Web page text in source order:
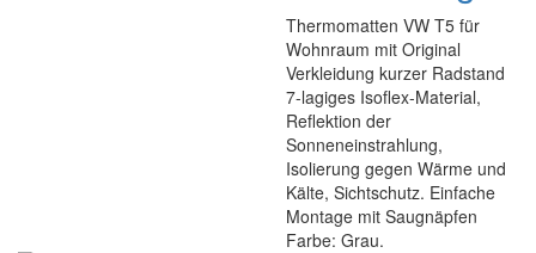
Thermomatten VW T5 für
Wohnraum mit Original
Verkleidung kurzer Radstand
7-lagiges Isoflex-Material,
Reflektion der
Sonneneinstrahlung,
Isolierung gegen Wärme und
Kälte, Sichtschutz. Einfache
Montage mit Saugnäpfen
Farbe: Grau.